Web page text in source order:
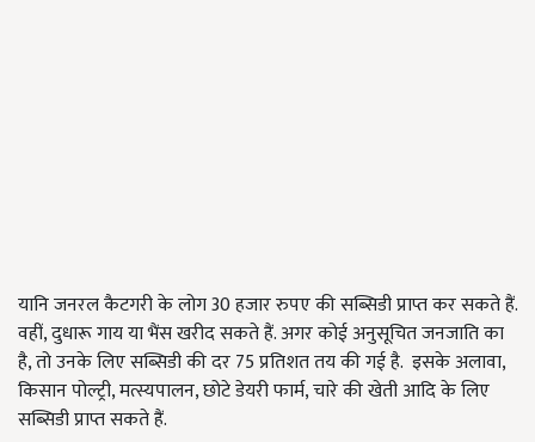
यानि जनरल कैटगरी के लोग 30 हजार रुपए की सब्सिडी प्राप्त कर सकते हैं.
वहीं, दुधारू गाय या भैंस खरीद सकते हैं. अगर कोई अनुसूचित जनजाति का
है, तो उनके लिए सब्सिडी की दर 75 प्रतिशत तय की गई है. इसके अलावा,
किसान पोल्ट्री, मत्स्यपालन, छोटे डेयरी फार्म, चारे की खेती आदि के लिए
सब्सिडी प्राप्त सकते हैं.